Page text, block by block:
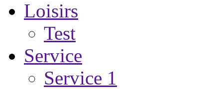
Loisirs
Test
Service
Service 1